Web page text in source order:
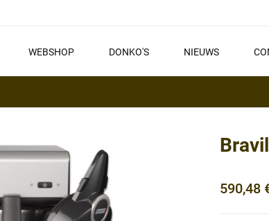
WEBSHOP DONKO'S NIEUWS
590,48